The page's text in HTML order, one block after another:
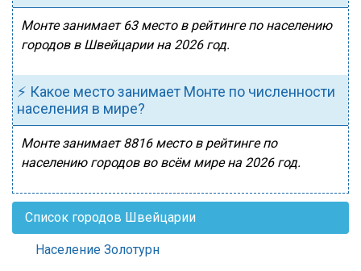
Монте занимает 63 место в рейтинге по населению
городов в Швейцарии на 2026 год.
⚡ Какое место занимает Монте по численности
населения в мире?
Монте занимает 8816 место в рейтинге по
населению городов во всём мире на 2026 год.
Список городов Швейцарии
Население Золотурн